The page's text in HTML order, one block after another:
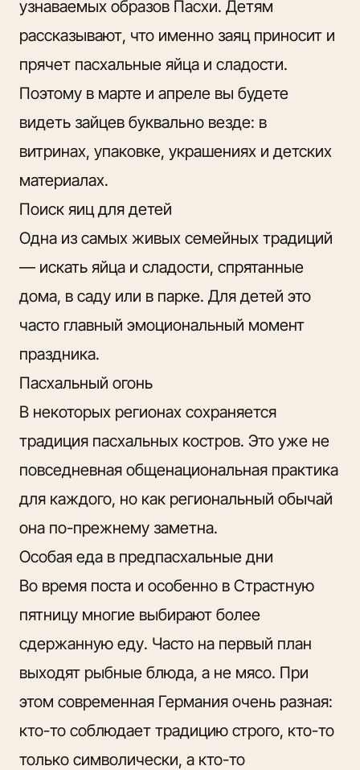
узнаваемых образов Пасхи. Детям
рассказывают, что именно заяц приносит и
прячет пасхальные яйца и сладости.
Поэтому в марте и апреле вы будете
видеть зайцев буквально везде: в
витринах, упаковке, украшениях и детских
материалах.
Поиск яиц для детей
Одна из самых живых семейных традиций
— искать яйца и сладости, спрятанные
дома, в саду или в парке. Для детей это
часто главный эмоциональный момент
праздника.
Пасхальный огонь
В некоторых регионах сохраняется
традиция пасхальных костров. Это уже не
повседневная общенациональная практика
для каждого, но как региональный обычай
она по-прежнему заметна.
Особая еда в предпасхальные дни
Во время поста и особенно в Страстную
пятницу многие выбирают более
сдержанную еду. Часто на первый план
выходят рыбные блюда, а не мясо. При
этом современная Германия очень разная:
кто-то соблюдает традицию строго, кто-то
только символически, а кто-то